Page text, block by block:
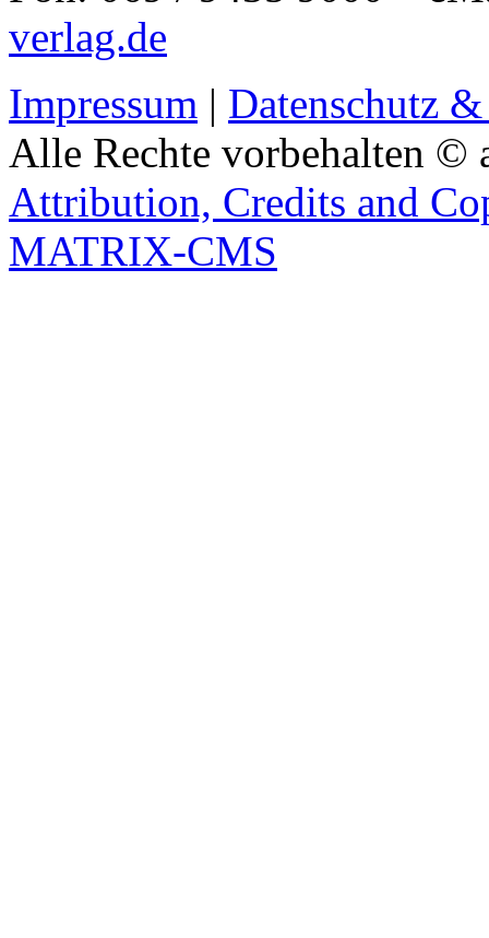
verlag.de
Impressum | Datenschutz
Alle Rechte vorbehalten ©
Attribution, Credits and
MATRIX-CMS